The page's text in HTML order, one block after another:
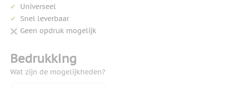
Universeel
Snel leverbaar
Geen opdruk mogelijk
Bedrukking
Wat zijn de mogelijkheden?